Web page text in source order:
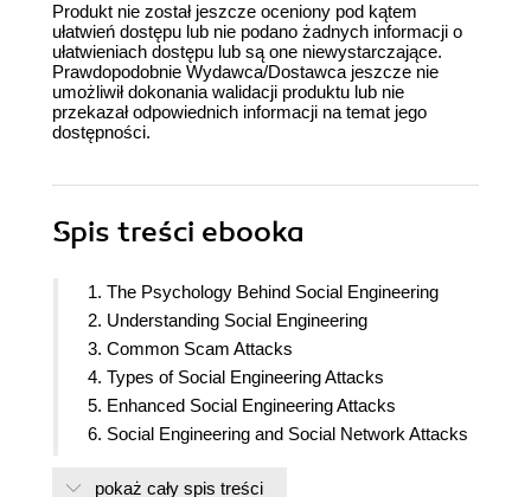
Produkt nie został jeszcze oceniony pod kątem
ułatwień dostępu lub nie podano żadnych informacji o
ułatwieniach dostępu lub są one niewystarczające.
Prawdopodobnie Wydawca/Dostawca jeszcze nie
umożliwił dokonania walidacji produktu lub nie
przekazał odpowiednich informacji na temat jego
dostępności.
Spis treści ebooka
1. The Psychology Behind Social Engineering
2. Understanding Social Engineering
3. Common Scam Attacks
4. Types of Social Engineering Attacks
5. Enhanced Social Engineering Attacks
6. Social Engineering and Social Network Attacks
Engineering Attacks
pokaż cały spis treści